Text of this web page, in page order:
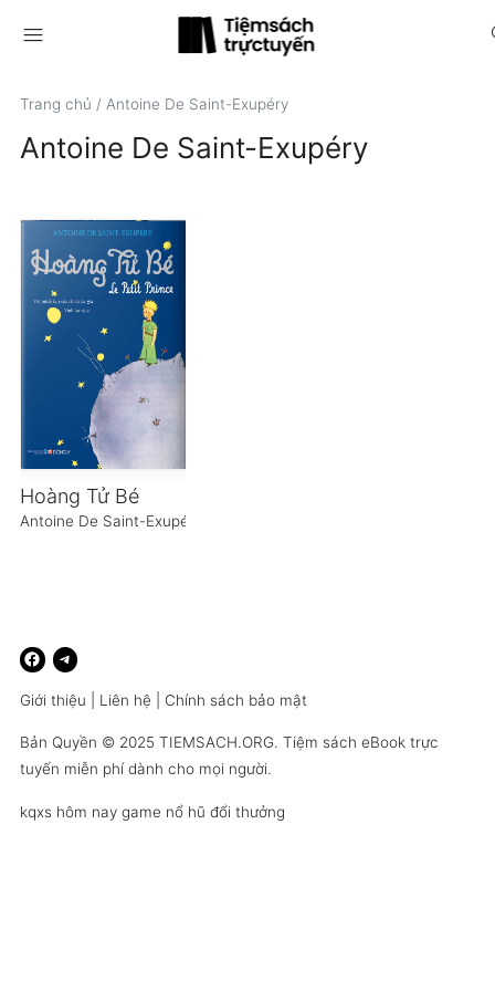
menu
Trang chủ / Antoine De Saint-Exupéry
Antoine De Saint-Exupéry
Hoàng Tử Bé
Antoine De Saint-Exupéry
Giới thiệu Liên hệ Chính sách bảo mật
Bản Quyền © 2025 TIEMSACH.ORG. Tiệm sách eBook trực
tuyến miễn phí dành cho mọi người.
kqxs hôm nay game nổ hũ đổi thưởng